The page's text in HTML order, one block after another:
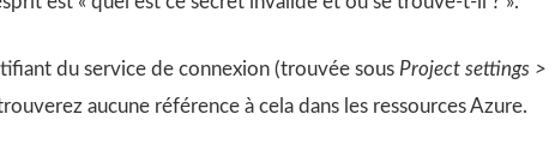
du service de connexion (trouvée sous Project settings >
aucune référence à cela dans les ressources Azure.